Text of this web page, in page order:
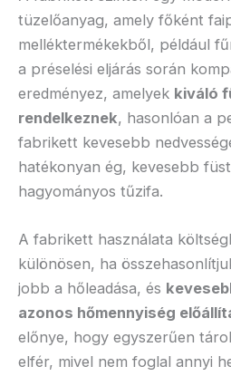
tüzelőanyag, amely főként
melléktermékekből, például
a préselési eljárás során
eredményez, amelyek kiváló
rendelkeznek, hasonlóan a
fabrikett kevesebb
hatékonyan ég, kevesebb
hagyományos tűzifa.
A fabrikett használata
különösen, ha
jobb a hőleadása, és
azonos hőmennyiség
előnye, hogy egyszerűen
elfér, mivel nem foglal annyi